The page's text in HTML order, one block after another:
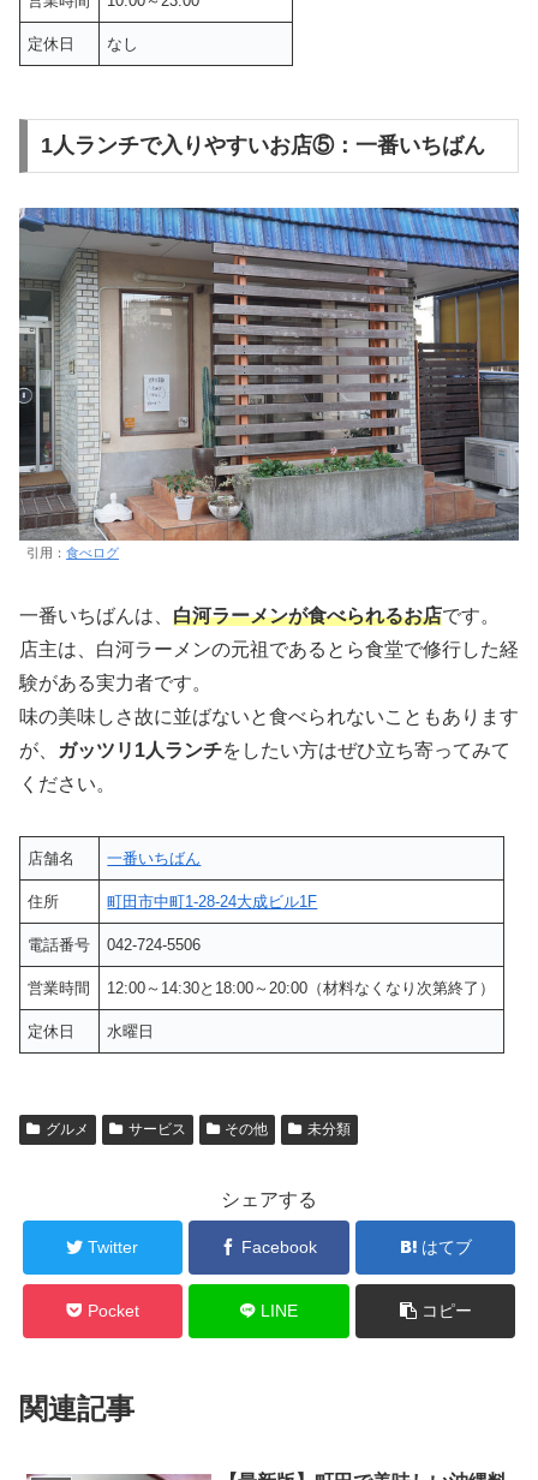
定休日 なし
1人ランチで入りやすいお店⑤：一番いちばん
引用： 食べログ
一番いちばんは、 白河ラーメンが食べられるお店です。
店主は、白河ラーメンの元祖であるとら食堂で修行した経
験がある実力者です。
味の美味しさ故に並ばないと食べられないこともあります
が、
ガッツリ1人ランチをしたい方はぜひ立ち寄ってみて
ください。
店舗名 一番いちばん
住所 町田市中町1-28-24大成ビル1F
電話番号 042-724-5506
営業時間 12:00～14:30と18:00～20:00（材料なくなり次第終了）
定休日 水曜日
グルメ サービス その他 未分類
シェアする
Twitter Facebook はてブ
Pocket LINE コピー
関連記事